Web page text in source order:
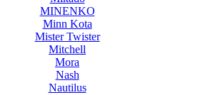
MINENKO
Minn Kota
Mister Twister
Mitchell
Mora
Nash
Nautilus